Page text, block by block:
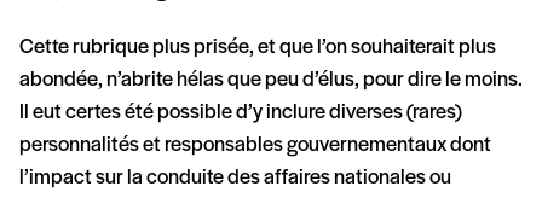
Cette rubrique plus prisée, et que l’on souhaiterait plus
abondée, n’abrite hélas que peu d’élus, pour dire le moins.
Il eut certes été possible d’y inclure diverses (rares)
personnalités et responsables gouvernementaux dont
l’impact sur la conduite des affaires nationales ou